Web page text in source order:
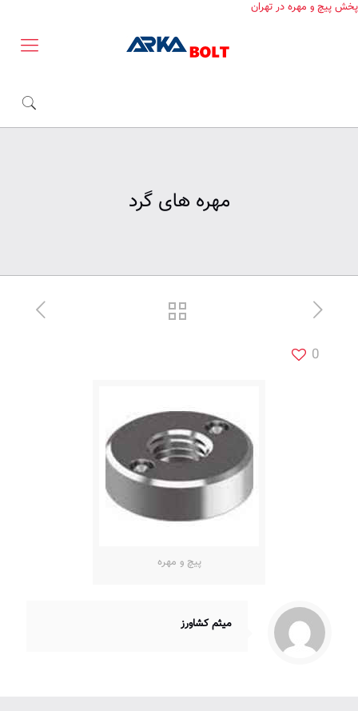
پخش پیچ و مهره در تهران
مهره های گرد
0
پیچ و مهره
میثم کشاورز